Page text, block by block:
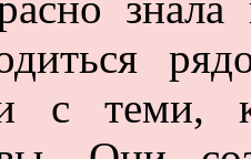
с теми,